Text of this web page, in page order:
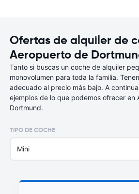
Ofertas de alquiler de
Aeropuerto de
Tanto si buscas un coche de alquiler
monovolumen para toda la familia.
adecuado al precio más bajo. A
ejemplos de lo que podemos ofrecer en
Dortmund.
TIPO DE COCHE
Mini